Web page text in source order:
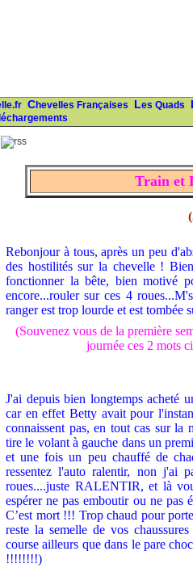
Chevelles Françaises
Les Quads
Train et
Rebonjour à tous, après un peu
des hostilités sur la chevelle !
fonctionner la bête, bien motivé
encore...rouler sur ces 4
ranger est trop lourde et est tombée
(Souvenez vous de la première
journée ces 2 mots
J'ai depuis bien longtemps acheté
car en effet Betty avait pour
connaissent pas, en tout cas sur la
tire le volant à gauche dans un
et une fois un peu chauffé de
ressentez l'auto ralentir, non j'ai
roues....juste RALENTIR, et là
espérer ne pas emboutir ou ne
C’est mort !!! Trop chaud pour
reste la semelle de vos
course ailleurs que dans le pare
!!!!!!!!)